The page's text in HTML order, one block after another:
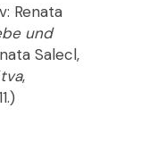
Renata
und
Salecl,
,